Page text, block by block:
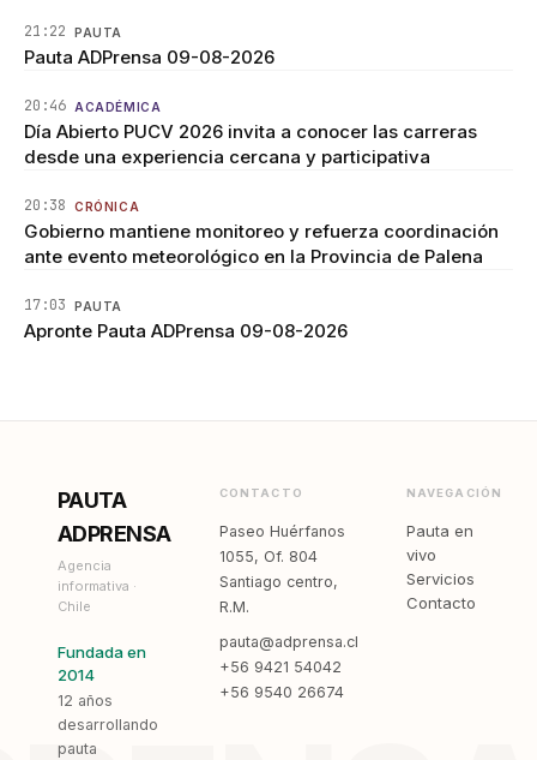
21:22 PAUTA
Pauta ADPrensa 09-08-2026
20:46 ACADÉMICA
Día Abierto PUCV 2026 invita a conocer las carreras
desde una experiencia cercana y participativa
20:38 CRÓNICA
Gobierno mantiene monitoreo y refuerza coordinación
ante evento meteorológico en la Provincia de Palena
17:03 PAUTA
Apronte Pauta ADPrensa 09-08-2026
PAUTA
ADPRENSA
Agencia
informativa ·
Chile
Fundada en
2014
12 años
desarrollando
pauta
CONTACTO
Paseo Huérfanos
1055, Of. 804
Santiago centro,
R.M.
pauta@adprensa.cl
+56 9421 54042
+56 9540 26674
NAVEGACIÓN
Pauta en
vivo
Servicios
Contacto